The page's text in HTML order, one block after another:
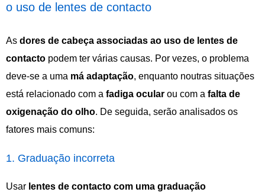
o uso de lentes de contacto
As dores de cabeça associadas ao uso de lentes de
contacto podem ter várias causas. Por vezes, o problema
deve-se a uma má adaptação, enquanto noutras situações
está relacionado com a fadiga ocular ou com a falta de
oxigenação do olho. De seguida, serão analisados os
fatores mais comuns:
1. Graduação incorreta
Usar lentes de contacto com uma graduação